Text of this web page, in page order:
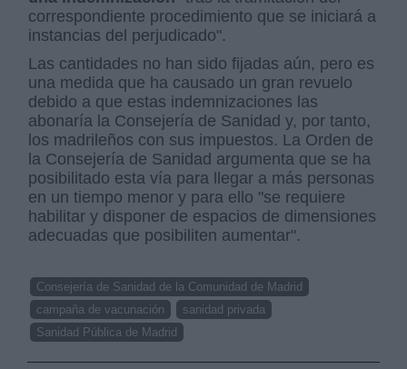
correspondiente procedimiento que se iniciará a
instancias del perjudicado".
Las cantidades no han sido fijadas aún, pero es
una medida que ha causado un gran revuelo
debido a que estas indemnizaciones las
abonaría la Consejería de Sanidad y, por tanto,
los madrileños con sus impuestos. La Orden de
la Consejería de Sanidad argumenta que se ha
posibilitado esta vía para llegar a más personas
en un tiempo menor y para ello "se requiere
habilitar y disponer de espacios de dimensiones
adecuadas que posibiliten aumentar".
Consejería de Sanidad de la Comunidad de Madrid
campaña de vacunación
sanidad privada
Sanidad Pública de Madrid